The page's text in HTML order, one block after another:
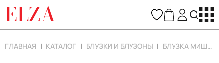
ELZA
ГЛАВНАЯ КАТАЛОГ БЛУЗКИ И БЛУЗОНЫ БЛУЗКА МИШЕЛЬ (ТЕРРАКОТ)